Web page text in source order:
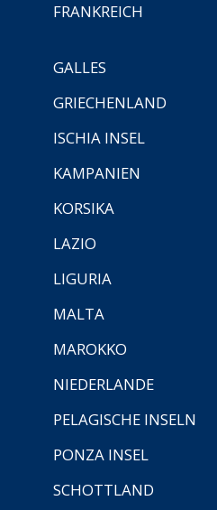
FRANKREICH
GALLES
GRIECHENLAND
ISCHIA INSEL
KAMPANIEN
KORSIKA
LAZIO
LIGURIA
MALTA
MAROKKO
NIEDERLANDE
PELAGISCHE INSELN
PONZA INSEL
SCHOTTLAND